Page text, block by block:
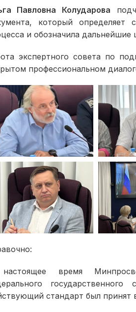
Павловна Колударова
который определяет
и обозначила дальнейшие
экспертного совета по
профессиональном
время
стандарт был принят